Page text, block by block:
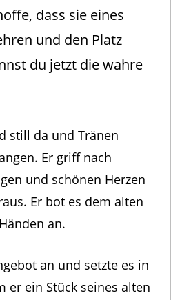
dass sie eines
und den Platz
du jetzt die wahre
still da und Tränen
Er griff nach
und schönen Herzen
Er bot es dem alten
an.
an und setzte es in
er ein Stück seines alten